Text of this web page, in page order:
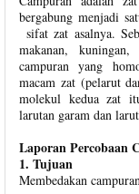
bergabung menjadi
sifat zat asalnya.
makanan,
campuran yang
macam zat (pelarut
molekul kedua zat
larutan garam dan
Laporan Percobaan
1. Tujuan
Membedakan